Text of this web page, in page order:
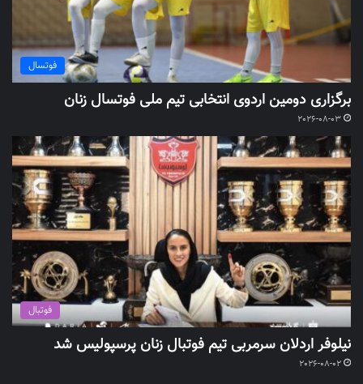
فوتسال
برگزاری دومین اردوی انتخابی تیم ملی فوتسال زنان
2026-08-03
فوتبال
نیلوفر اردلان سرمربی تیم فوتبال زنان پرسپولیس شد
2026-08-02